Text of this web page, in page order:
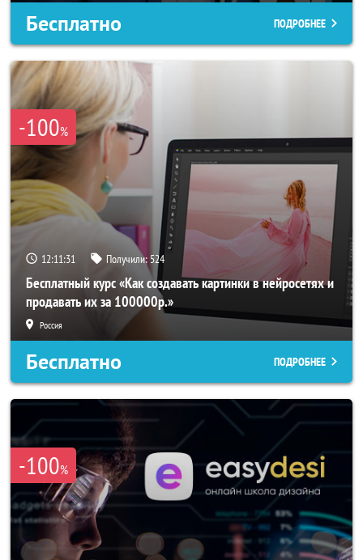
Бесплатно ПОДРОБНЕЕ
-100%
12:11:29 Получили: 524
Бесплатный курс «Как создавать картинки в нейросетях и
продавать их за 100000р.»
Россия
Бесплатно ПОДРОБНЕЕ
-100%